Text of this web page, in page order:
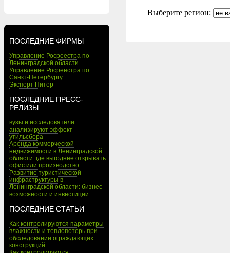
ПОСЛЕДНИЕ ФИРМЫ
Управление Росреестра по
Ленинградской области
Управление Росреестра по
Санкт-Петербургу
Эксперт Питер
ПОСЛЕДНИЕ ПРЕСС-
РЕЛИЗЫ
вузы и исследователи
анализируют эффект
утильсбора
Аренда коммерческой
недвижимости в Ленинградской
области: где выгоднее открывать
офис или производство
Развитие туристической
инфраструктуры в
Ленинградской области: бизнес-
возможности и инвестиции
ПОСЛЕДНИЕ СТАТЬИ
Как контролируются параметры
влажности и теплопотерь при
обследовании ограждающих
конструкций
Выберите регион: